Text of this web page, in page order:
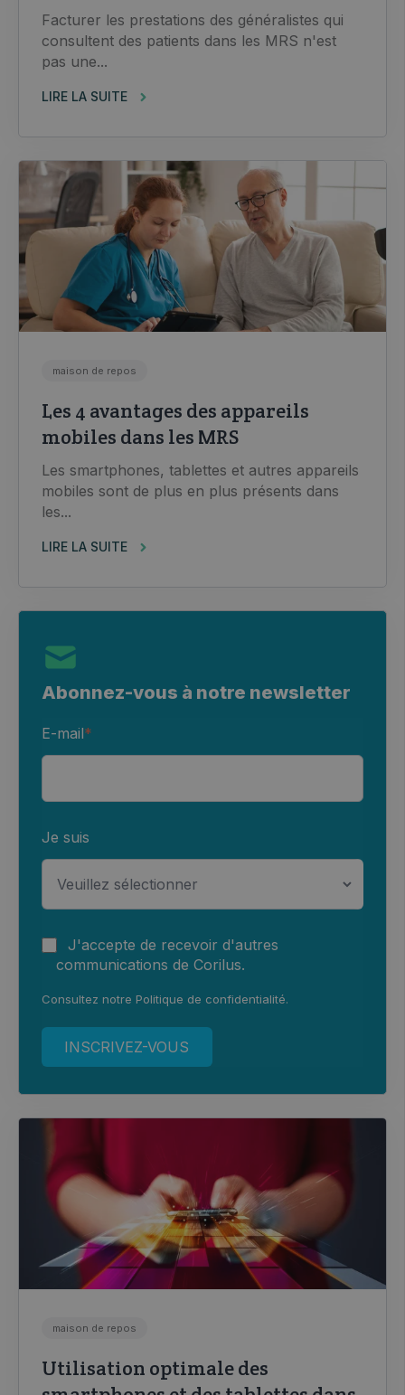
Facturer les prestations des généralistes qui
consultent des patients dans les MRS n'est
pas une...
LIRE LA SUITE
maison de repos
Les 4 avantages des appareils
mobiles dans les MRS
Les smartphones, tablettes et autres appareils
mobiles sont de plus en plus présents dans
les...
LIRE LA SUITE
Abonnez-vous à notre newsletter
E-mail*
Je suis
J'accepte de recevoir d'autres
communications de Corilus.
Consultez notre Politique de confidentialité.
maison de repos
Utilisation optimale des